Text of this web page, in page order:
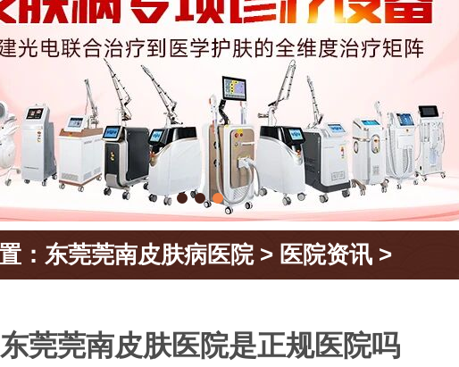
： 东莞莞南皮肤病医院> 医院资讯 >
东莞莞南皮肤医院是正规医院吗